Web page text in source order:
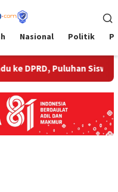
Nasional Politik
DPRD, Puluhan Siswa SD